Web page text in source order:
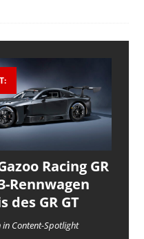
Racing GR
Rennwagen
des GR GT
in Content-Spotlight